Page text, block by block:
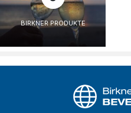
BIRKNER PRODUKTE